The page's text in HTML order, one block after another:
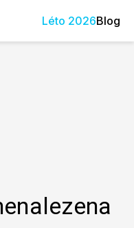
Léto 2026Blog